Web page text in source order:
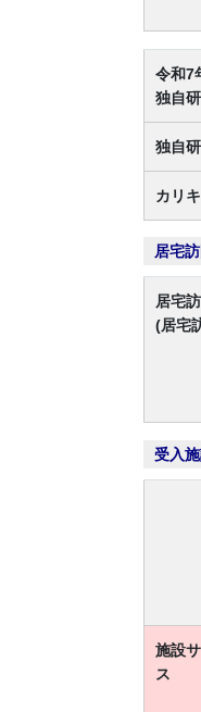
令和
独自
独自
カリ
居宅
居宅
(居宅
受入
施設
ス